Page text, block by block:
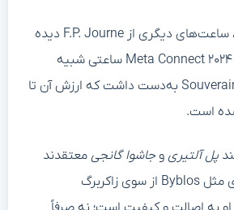
در کلکسیون زاکربرگ، ساعت‌های دیگری از F.P. Journe دیده
می‌شود. او در رویداد Meta Connect ۲۰۲۴ ساعتی شبیه
مدل‌های مجموعه Souveraine به‌دست داشت که ارزش آن تا
پل آلتیری و جاشوا گانجی معتقدند
انتخاب مدل ساده‌تری مثل Byblos از سوی زاکربرگ